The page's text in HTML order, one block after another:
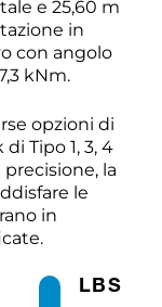
e 25,60 m
in
con angolo
kNm.
opzioni di
Tipo 1, 3, 4
la
le
in
LBS